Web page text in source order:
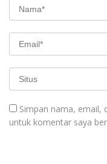
Simpan nama, email,
untuk komentar saya